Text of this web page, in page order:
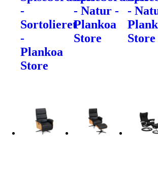
-
Sortolieret
-
Plankoa
Store
- Natur -
Plankoa
Store
-
Store